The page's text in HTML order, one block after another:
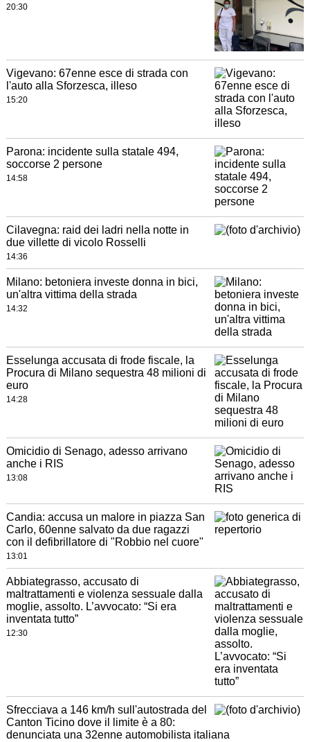
20:30
Vigevano: 67enne esce di strada con
l'auto alla Sforzesca, illeso
15:20
Parona: incidente sulla statale 494,
soccorse 2 persone
14:58
Cilavegna: raid dei ladri nella notte in
due villette di vicolo Rosselli
14:36
Milano: betoniera investe donna in bici,
un'altra vittima della strada
14:32
Esselunga accusata di frode fiscale, la
Procura di Milano sequestra 48 milioni di
euro
14:28
Omicidio di Senago, adesso arrivano
anche i RIS
13:08
Candia: accusa un malore in piazza San
Carlo, 60enne salvato da due ragazzi
con il defibrillatore di "Robbio nel cuore"
13:01
Abbiategrasso, accusato di
maltrattamenti e violenza sessuale dalla
moglie, assolto. L’avvocato: “Si era
inventata tutto”
12:30
Sfrecciava a 146 km/h sull'autostrada del
Canton Ticino dove il limite è a 80:
denunciata una 32enne automobilista italiana